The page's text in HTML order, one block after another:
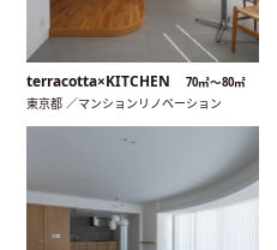
terracotta×KITCHEN 70㎡〜80㎡
東京都 ／マンションリノベーション